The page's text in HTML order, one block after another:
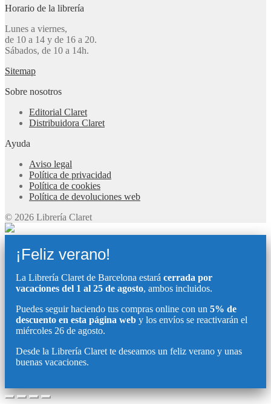
Horario de la librería
Lunes a viernes,
de 10 a 14 y de 16 a 20.
Sábados, de 10 a 14h.
Sitemap
Sobre nosotros
Editorial Claret
Distribuidora Claret
Ayuda
Aviso legal
Política de privacidad
Política de cookies
Política de devoluciones web
© 2026 Librería Claret
¡Feliz verano!
La Librería Claret de Barcelona estará cerrada por
vacaciones del 1 al 25 de agosto, ambos incluidos.
Puedes seguir haciendo tus compras online con un 5% de
descuento en esta página web y los envíos se reactivarán el
miércoles 26 de agosto.
Desde la Librería Claret te deseamos un feliz verano y unas
buenas vacaciones.